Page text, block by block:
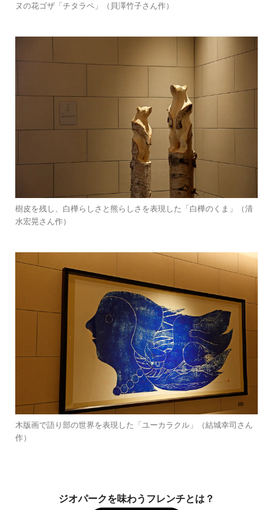
ヌの花ゴザ「チタラペ」（貝澤竹子さん作）
樹皮を残し、白樺らしさと熊らしさを表現した「白樺のくま」（清
水宏晃さん作）
木版画で語り部の世界を表現した「ユーカラクル」（結城幸司さん
作）
ジオパークを味わうフレンチとは？